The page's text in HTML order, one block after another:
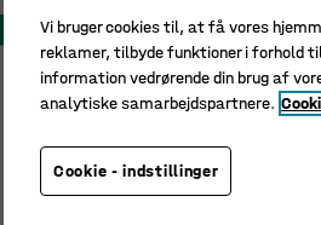
Vi bruger cookies til, at få vores
reklamer, tilbyde funktioner i forhold
information vedrørende din brug af
analytiske samarbejdspartnere.
Cookie - indstillinger